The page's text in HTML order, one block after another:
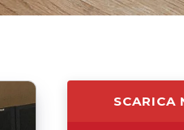
SCARICA